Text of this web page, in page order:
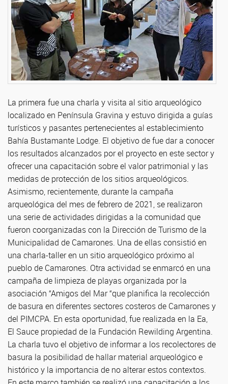
La primera fue una charla y visita al sitio arqueológico
localizado en Península Gravina y estuvo dirigida a guías
turísticos y pasantes pertenecientes al establecimiento
Bahía Bustamante Lodge. El objetivo de fue dar a conocer
los resultados alcanzados por el proyecto en este sector y
ofrecer una capacitación sobre el valor patrimonial y las
medidas de protección de los sitios arqueológicos.
Asimismo, recientemente, durante la campaña
arqueológica del mes de febrero de 2021, se realizaron
una serie de actividades dirigidas a la comunidad que
fueron coorganizadas con la Dirección de Turismo de la
Municipalidad de Camarones. Una de ellas consistió en
una charla-taller en un sitio arqueológico próximo al
pueblo de Camarones. Otra actividad se enmarcó en una
campaña de limpieza de playas organizada por la
asociación “Amigos del Mar “que planifica la recolección
de basura en diferentes sectores costeros de Camarones y
del PIMCPA. En esta oportunidad, fue realizada en la Ea,
El Sauce propiedad de la Fundación Rewilding Argentina.
La charla tuvo el objetivo de informar a los recolectores de
basura la posibilidad de hallar material arqueológico e
histórico y la importancia de no alterar estos contextos.